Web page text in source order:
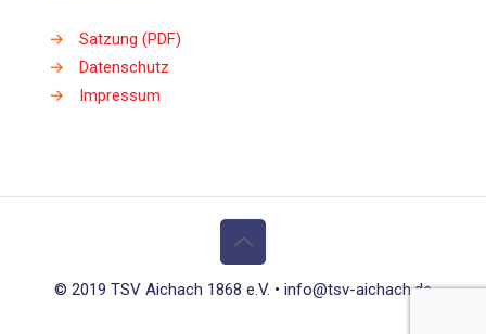
→
Satzung (PDF)
→
Datenschutz
→
Impressum
© 2019 TSV Aichach 1868 e.V. • info@tsv-aichach.de